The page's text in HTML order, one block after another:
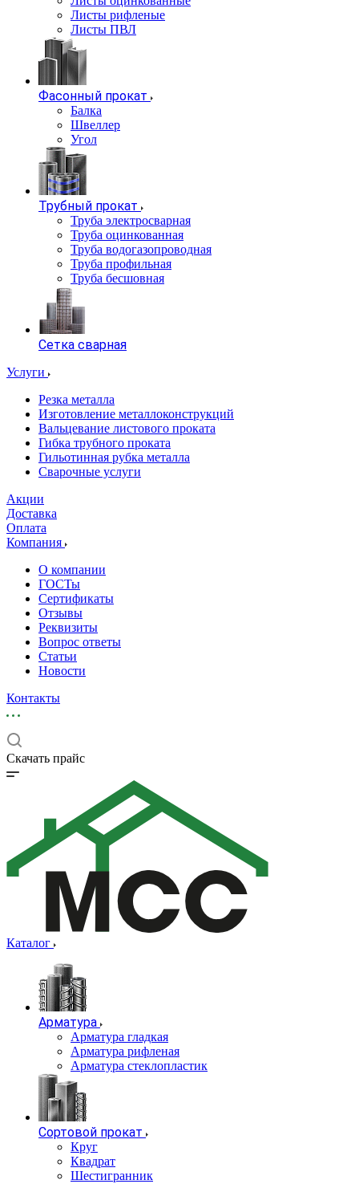
Листы рифленые
Листы ПВЛ
Фасонный прокат
Балка
Швеллер
Угол
Трубный прокат
Труба электросварная
Труба оцинкованная
Труба водогазопроводная
Труба профильная
Труба бесшовная
Сетка сварная
Услуги
Резка металла
Изготовление металлоконструкций
Вальцевание листового проката
Гибка трубного проката
Гильотинная рубка металла
Сварочные услуги
Акции
Доставка
Оплата
Компания
О компании
ГОСТы
Сертификаты
Отзывы
Реквизиты
Вопрос ответы
Статьи
Новости
Контакты
Скачать прайс
Каталог
Арматура
Арматура гладкая
Арматура рифленая
Арматура стеклопластик
Сортовой прокат
Круг
Квадрат
Шестигранник